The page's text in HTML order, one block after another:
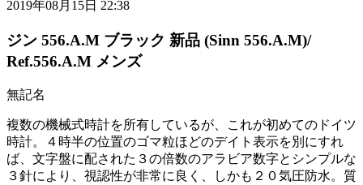
2019年08月15日 22:38
ジン 556.A.M ブラック 新品 (Sinn 556.A.M)/
Ref.556.A.M メンズ
無記名
複数の機械式時計を所有しているが、これが初めてのドイツ
時計。４時半の位置のゴマ粒ほどのデイト表示を別にすれ
ば、文字盤に配された３の倍数のアラビア数字とシンプルな
３針により、視認性が非常に良く、しかも２０気圧防水。質